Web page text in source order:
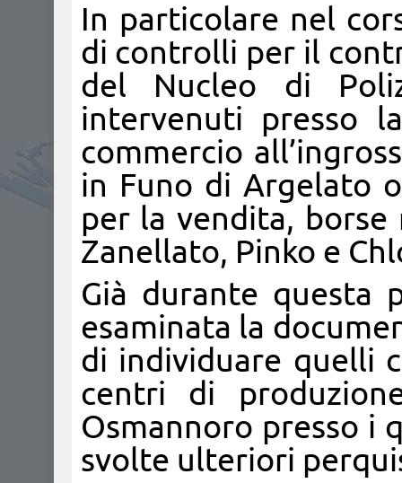
In particolare nel
di controlli per il
del Nucleo di
intervenuti presso
commercio
in Funo di Argelato
per la vendita, borse
Zanellato, Pinko e
Già durante questa
esaminata la
di individuare quelli
centri di
Osmannoro presso i
svolte ulteriori